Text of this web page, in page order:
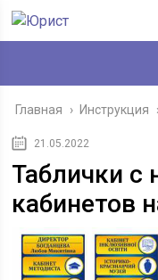
Главная › Инструкция
21.05.2022
Таблички с
кабинетов